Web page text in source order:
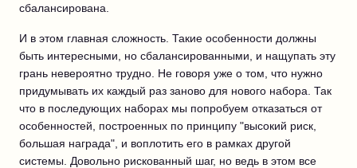
сбалансирована.
И в этом главная сложность. Такие особенности должны
быть интересными, но сбалансированными, и нащупать эту
грань невероятно трудно. Не говоря уже о том, что нужно
придумывать их каждый раз заново для нового набора. Так
что в последующих наборах мы попробуем отказаться от
особенностей, построенных по принципу "высокий риск,
большая награда", и воплотить его в рамках другой
системы. Довольно рискованный шаг, но ведь в этом все